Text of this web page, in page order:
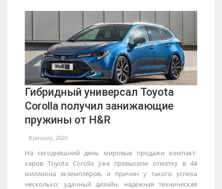
Гибридный универсал Toyota
Corolla получил занижающие
пружины от H&R
8 January, 2020
На сегодняшний день мировые продажи компакт-
каров Toyota Corolla уже превысили отметку в 44
миллиона экземпляров, и причин у такого успеха
несколько: удачный дизайн, надёжная техническая